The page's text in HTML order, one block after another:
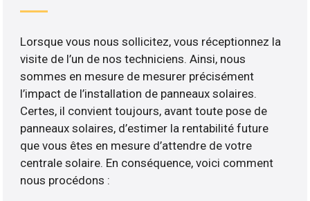
Lorsque vous nous sollicitez, vous réceptionnez la
visite de l’un de nos techniciens. Ainsi, nous
sommes en mesure de mesurer précisément
l’impact de l’installation de panneaux solaires.
Certes, il convient toujours, avant toute pose de
panneaux solaires, d’estimer la rentabilité future
que vous êtes en mesure d’attendre de votre
centrale solaire. En conséquence, voici comment
nous procédons :